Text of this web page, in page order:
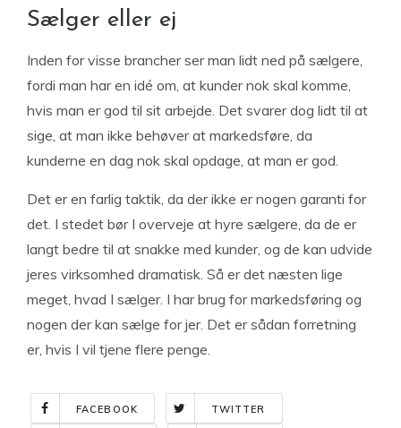
Sælger eller ej
Inden for visse brancher ser man lidt ned på sælgere,
fordi man har en idé om, at kunder nok skal komme,
hvis man er god til sit arbejde. Det svarer dog lidt til at
sige, at man ikke behøver at markedsføre, da
kunderne en dag nok skal opdage, at man er god.
Det er en farlig taktik, da der ikke er nogen garanti for
det. I stedet bør I overveje at hyre sælgere, da de er
langt bedre til at snakke med kunder, og de kan udvide
jeres virksomhed dramatisk. Så er det næsten lige
meget, hvad I sælger. I har brug for markedsføring og
nogen der kan sælge for jer. Det er sådan forretning
er, hvis I vil tjene flere penge.
FACEBOOK TWITTER